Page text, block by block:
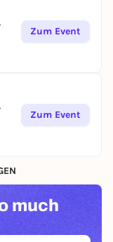
Zum Event
Zum Event
much